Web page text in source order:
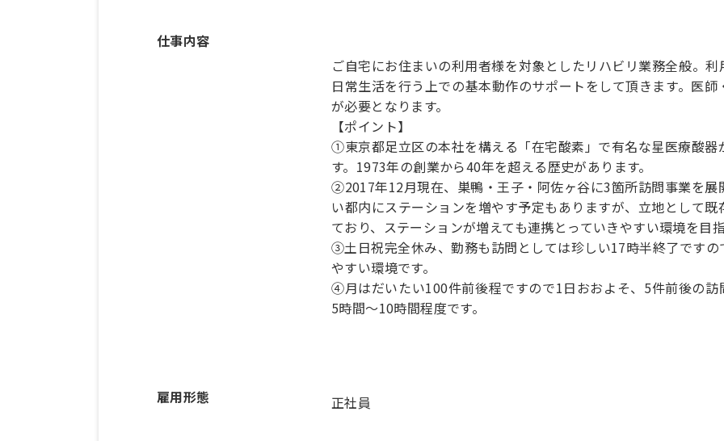
仕事内容
ご自宅にお住まいの利用者様を対象としたリハビリ業務全般。
日常生活を行う上での基本動作のサポートをして頂きます。医
が必要となります。
【ポイント】
①東京都足立区の本社を構える「在宅酸素」で有名な星医療酸
す。1973年の創業から40年を超える歴史があります。
②2017年12月現在、巣鴨・王子・阿佐ヶ谷に3箇所訪問事業を展
い都内にステーションを増やす予定もありますが、立地として
ており、ステーションが増えても連携とっていきやすい環境を目
③土日祝完全休み、勤務も訪問としては珍しい17時半終了です
やすい環境です。
④月はだいたい100件前後程ですので1日おおよそ、5件前後の訪
雇用形態 正社員